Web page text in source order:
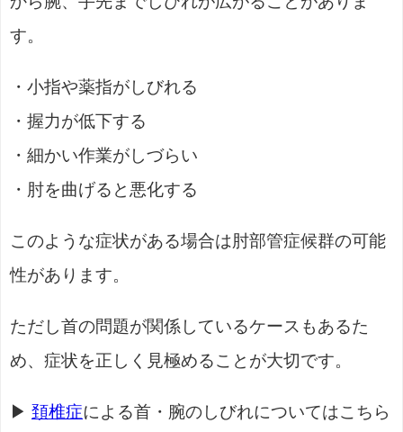
す。
・小指や薬指がしびれる
・握力が低下する
・細かい作業がしづらい
・肘を曲げると悪化する
このような症状がある場合は肘部管症候群の可能
性があります。
ただし首の問題が関係しているケースもあるた
め、症状を正しく見極めることが大切です。
▶ 頚椎症による首・腕のしびれについてはこちら